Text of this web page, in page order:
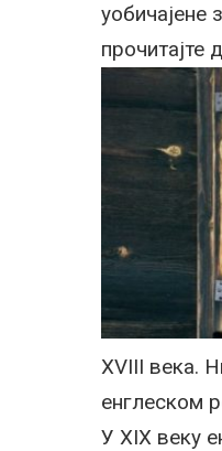
уобичајене
прочитајте
XVIII века.
енглеском
У XIX веку